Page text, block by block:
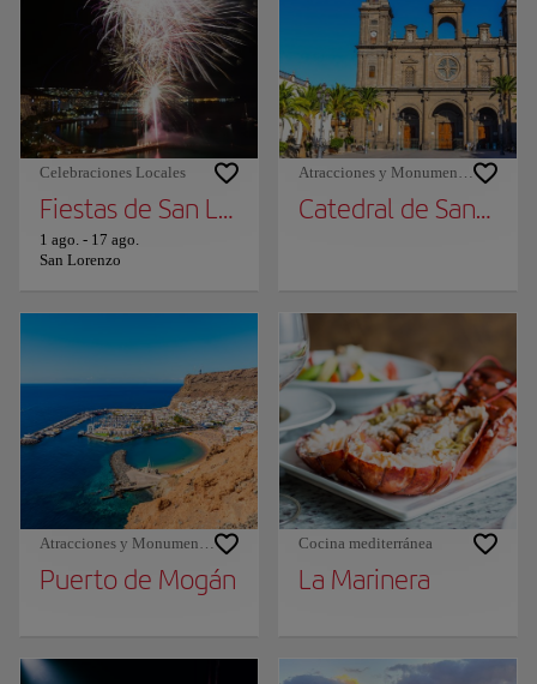
Celebraciones Locales
Fiestas de San Lorenzo
1 ago. - 17 ago.
San Lorenzo
Atracciones y Monumentos
Catedral de Santa
Atracciones y Monumentos
Puerto de Mogán
Cocina mediterránea
La Marinera